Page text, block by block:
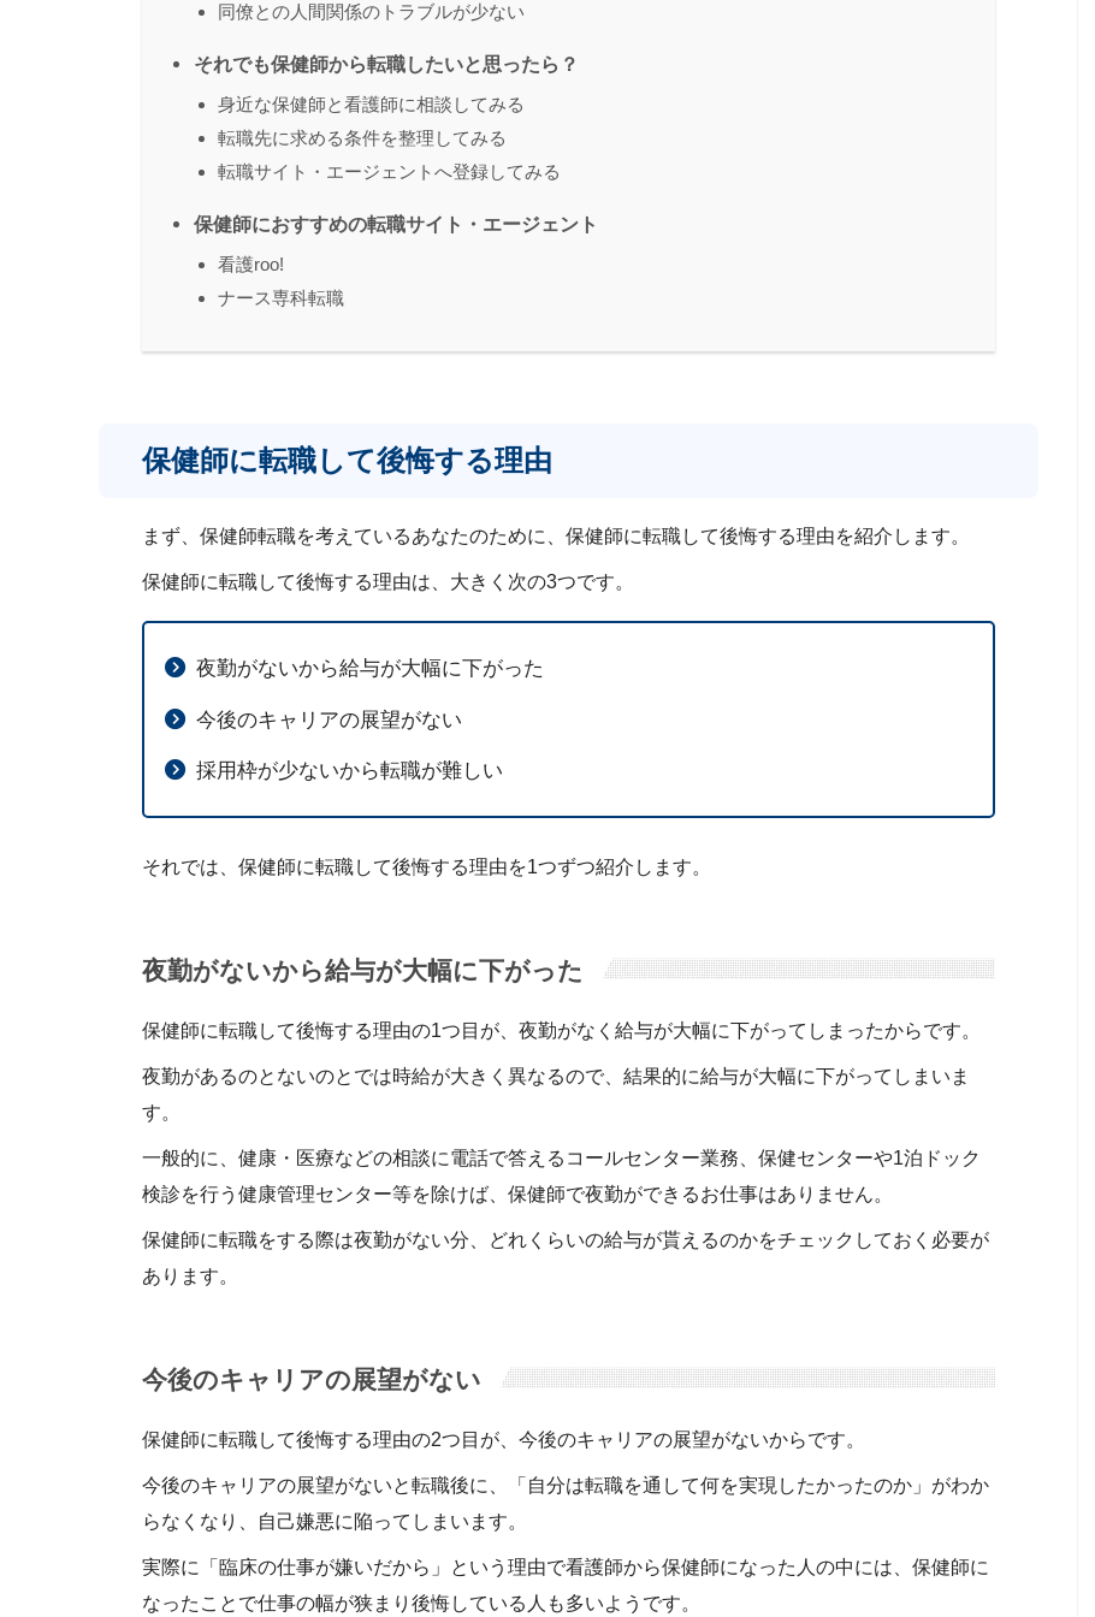
同僚との人間関係のトラブルが少ない
それでも保健師から転職したいと思ったら？
身近な保健師と看護師に相談してみる
転職先に求める条件を整理してみる
転職サイト・エージェントへ登録してみる
保健師におすすめの転職サイト・エージェント
看護roo!
ナース専科転職
保健師に転職して後悔する理由
まず、保健師転職を考えているあなたのために、保健師に転職して後悔する理由を紹介します。
保健師に転職して後悔する理由は、大きく次の3つです。
夜勤がないから給与が大幅に下がった
今後のキャリアの展望がない
採用枠が少ないから転職が難しい
それでは、保健師に転職して後悔する理由を1つずつ紹介します。
夜勤がないから給与が大幅に下がった
保健師に転職して後悔する理由の1つ目が、夜勤がなく給与が大幅に下がってしまったからです。
夜勤があるのとないのとでは時給が大きく異なるので、結果的に給与が大幅に下がってしまいま
す。
一般的に、健康・医療などの相談に電話で答えるコールセンター業務、保健センターや1泊ドック
検診を行う健康管理センター等を除けば、保健師で夜勤ができるお仕事はありません。
保健師に転職をする際は夜勤がない分、どれくらいの給与が貰えるのかをチェックしておく必要が
あります。
今後のキャリアの展望がない
保健師に転職して後悔する理由の2つ目が、今後のキャリアの展望がないからです。
今後のキャリアの展望がないと転職後に、「自分は転職を通して何を実現したかったのか」がわか
らなくなり、自己嫌悪に陥ってしまいます。
実際に「臨床の仕事が嫌いだから」という理由で看護師から保健師になった人の中には、保健師に
なったことで仕事の幅が狭まり後悔している人も多いようです。